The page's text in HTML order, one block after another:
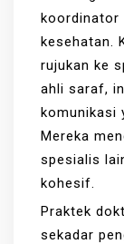
koordinator
kesehatan.
rujukan ke
ahli saraf,
komunikasi
Mereka
spesialis
kohesif.
Praktek
sekadar